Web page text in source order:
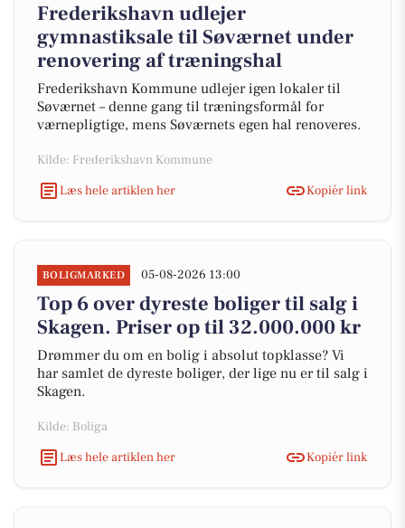
Frederikshavn udlejer
gymnastiksale til Søværnet under
renovering af træningshal
Frederikshavn Kommune udlejer igen lokaler til
Søværnet – denne gang til træningsformål for
værnepligtige, mens Søværnets egen hal renoveres.
Kilde: Frederikshavn Kommune
Læs hele artiklen her
Kopiér link
BOLIGMARKED 05-08-2026 13:00
Top 6 over dyreste boliger til salg i
Skagen. Priser op til 32.000.000 kr
Drømmer du om en bolig i absolut topklasse? Vi
har samlet de dyreste boliger, der lige nu er til salg i
Skagen.
Kilde: Boliga
Læs hele artiklen her
Kopiér link